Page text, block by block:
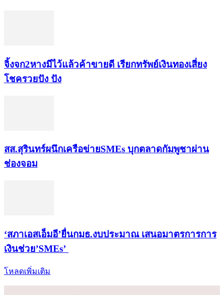
จิ้งจก​2​หาง​มีไว้แล้ว​ค้าขาย​ดี​ เรียก​ทรัพย์เงินทอง​เสี่ยง
โชค​รวยปัง​ ปัง​
สส.สุรินทร์ผนึกเครือข่ายSMEs บุกตลาดกัมพูชาผ่าน
ช่องจอม
‘สภาเอสเอ็มอี’ยื่นกมธ.งบประมาณ เสนอมาตรการการ
เงินช่วย’SMEs’
โหลดเพิ่มเติม